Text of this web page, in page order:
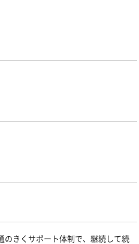
のきくサポート体制で、継続して続